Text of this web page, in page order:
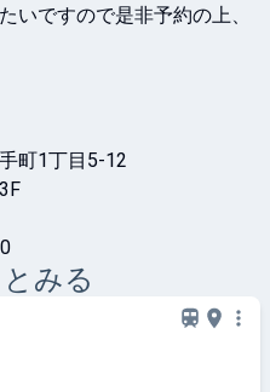
いですので是非予約の上、
町1丁目5-12
みる